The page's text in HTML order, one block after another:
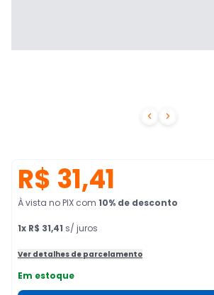
 
R$ 31,41
À vista no PIX com 10% de desconto
1x R$ 31,41 s/ juros
Ver detalhes de parcelamento
Em estoque